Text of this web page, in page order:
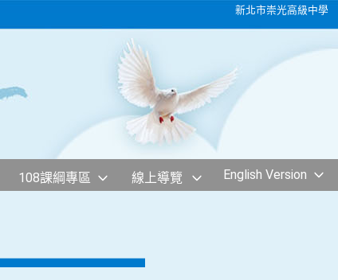
新北市崇光高級中學
108課綱專區 線上導覽 English Version